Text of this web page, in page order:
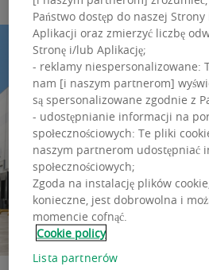
Państwo dostęp do naszej
Aplikacji oraz zmierzyć liczbę
Stronę i/lub Aplikację;
- reklamy niespersonalizowane:
nam [i naszym partnerom]
są spersonalizowane zgodnie z
- udostępnianie informacji na
społecznościowych: Te pliki
naszym partnerom udostępniać
społecznościowych;
Zgoda na instalację plików
konieczne, jest dobrowolna i
momencie cofnąć.
Cookie policy
Lista partnerów